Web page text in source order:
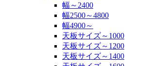
幅～2400
幅2500～4800
幅4900～
天板サイズ～1000
天板サイズ～1200
天板サイズ～1400